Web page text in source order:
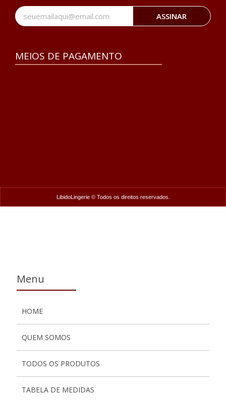
ASSINAR
MEIOS DE PAGAMENTO
LibidoLingerie © Todos os direitos reservados.
Menu
HOME
QUEM SOMOS
TODOS OS PRODUTOS
TABELA DE MEDIDAS